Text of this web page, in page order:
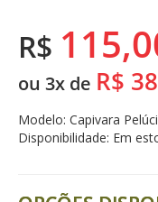
R$
ou 3x de R$
Modelo: Capivara
Disponibilidade: Em